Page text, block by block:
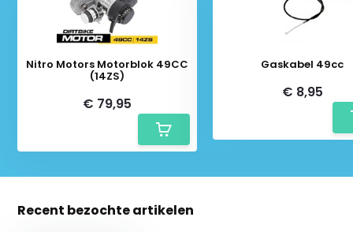
Nitro Motors Motorblok 49CC
(14ZS)
€ 79,95
Gaskabel 49cc
€ 8,95
Recent bezochte artikelen